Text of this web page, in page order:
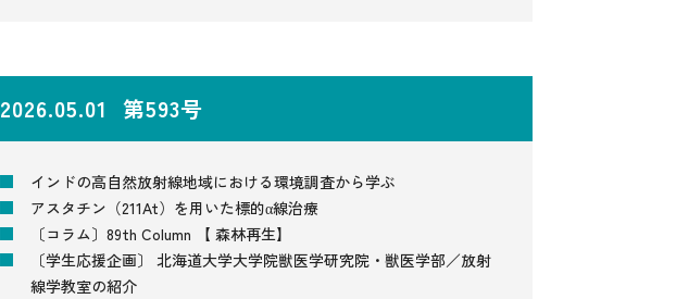
2026.05.01 第593号
インドの高自然放射線地域における環境調査から学ぶ
アスタチン（211At）を用いた標的α線治療
〔コラム〕89th Column 【 森林再生】
〔学生応援企画〕 北海道大学大学院獣医学研究院・獣医学部／放射
線学教室の紹介